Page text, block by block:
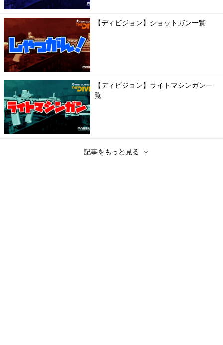
【ディビジョン】ショットガン一覧
【ディビジョン】ライトマシンガン一
覧
記事をもっと見る